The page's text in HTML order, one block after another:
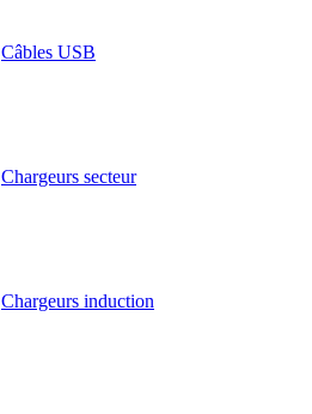
Câbles USB
Chargeurs secteur
Chargeurs induction